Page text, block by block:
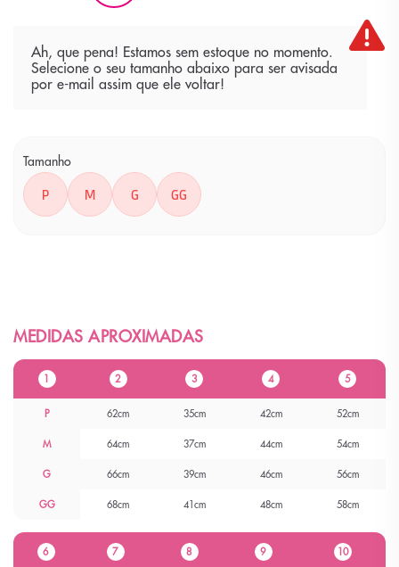
Ah, que pena! Estamos sem estoque no momento.
Selecione o seu tamanho abaixo para ser avisada
por e-mail assim que ele voltar!
Tamanho
P M G GG
1 2 3 4 5
P 62cm 35cm 42cm 52cm
M 64cm 37cm 44cm 54cm
G 66cm 39cm 46cm 56cm
GG 68cm 41cm 48cm 58cm
6 7 8 9 10